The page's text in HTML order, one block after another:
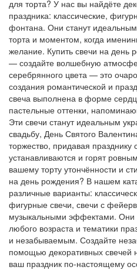
для торта? У нас вы найдёте
праздника: классические,
фонтана. Они станут
торта и моментом, когда
желание. Купить свечи на день
— создайте волшебную
серебрянного цвета — это
создания романтической и
свеча выполнена в форме
пастельные оттенки,
Эти свечи станут идеальным
свадьбу, День Святого
торжество, придавая
устанавливаются и горят
вашему торту утончённости и
на день рождения? В нашем
различные варианты:
фигурные свечи, свечи с
музыкальными эффектами. Они
любого возраста и тематики
и незабываемым. Создайте
помощью декоративных свечей
ваш праздник по-настоящему